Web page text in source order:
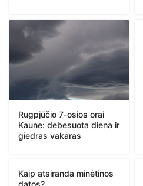
Rugpjūčio 7-osios orai
Kaune: debesuota diena ir
giedras vakaras
Kaip atsiranda minėtinos
datos?